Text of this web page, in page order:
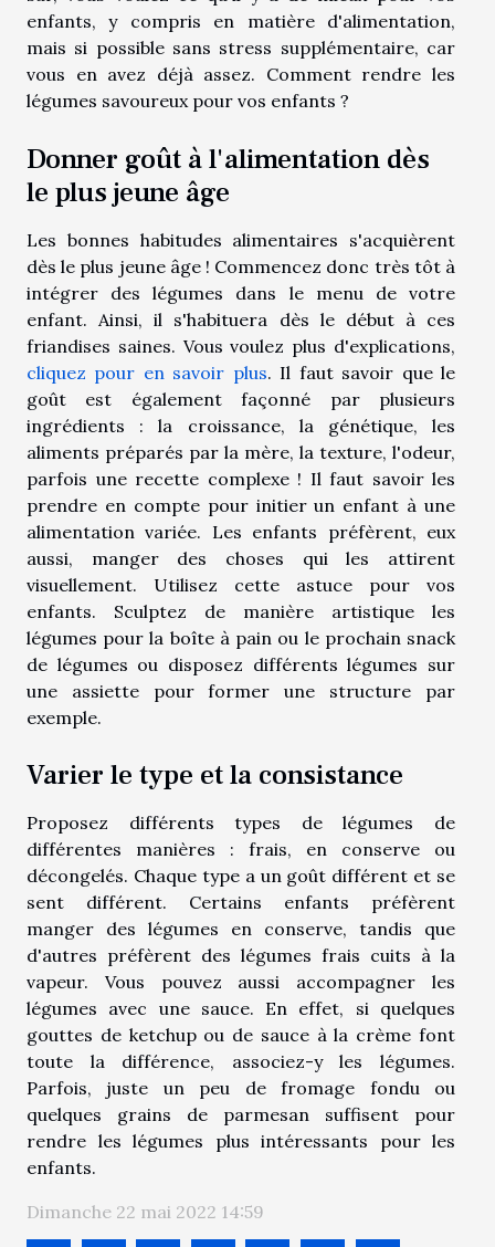
enfants, y compris en matière d'alimentation,
mais si possible sans stress supplémentaire, car
vous en avez déjà assez. Comment rendre les
légumes savoureux pour vos enfants ?
Donner goût à l'alimentation dès
le plus jeune âge
Les bonnes habitudes alimentaires s'acquièrent
dès le plus jeune âge ! Commencez donc très tôt à
intégrer des légumes dans le menu de votre
enfant. Ainsi, il s'habituera dès le début à ces
friandises saines. Vous voulez plus d'explications,
cliquez pour en savoir plus. Il faut savoir que le
goût est également façonné par plusieurs
ingrédients : la croissance, la génétique, les
aliments préparés par la mère, la texture, l'odeur,
parfois une recette complexe ! Il faut savoir les
prendre en compte pour initier un enfant à une
alimentation variée. Les enfants préfèrent, eux
aussi, manger des choses qui les attirent
visuellement. Utilisez cette astuce pour vos
enfants. Sculptez de manière artistique les
légumes pour la boîte à pain ou le prochain snack
de légumes ou disposez différents légumes sur
une assiette pour former une structure par
exemple.
Varier le type et la consistance
Proposez différents types de légumes de
différentes manières : frais, en conserve ou
décongelés. Chaque type a un goût différent et se
sent différent. Certains enfants préfèrent
manger des légumes en conserve, tandis que
d'autres préfèrent des légumes frais cuits à la
vapeur. Vous pouvez aussi accompagner les
légumes avec une sauce. En effet, si quelques
gouttes de ketchup ou de sauce à la crème font
toute la différence, associez-y les légumes.
Parfois, juste un peu de fromage fondu ou
quelques grains de parmesan suffisent pour
rendre les légumes plus intéressants pour les
enfants.
Dimanche 22 mai 2022 14:59